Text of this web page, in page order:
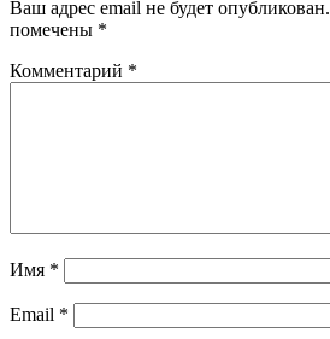
Ваш адрес email не будет опубликован.
помечены *
Комментарий *
Имя *
Email *